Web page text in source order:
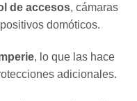
de accesos, cámaras
domóticos.
, lo que las hace
adicionales.